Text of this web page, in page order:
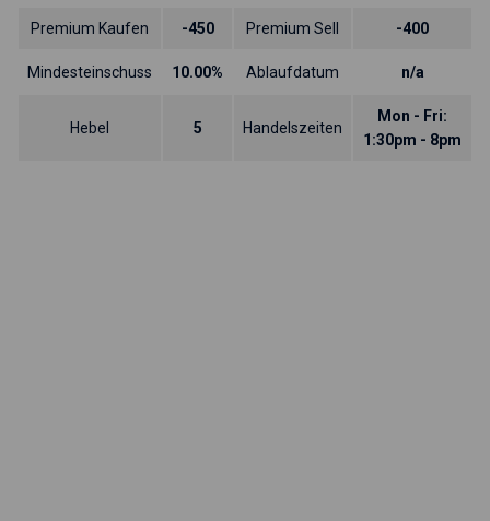
Premium Kaufen -450 Premium Sell -400
Mindesteinschuss 10.00% Ablaufdatum n/a
Hebel 5 Handelszeiten
Mon - Fri:
1:30pm - 8pm